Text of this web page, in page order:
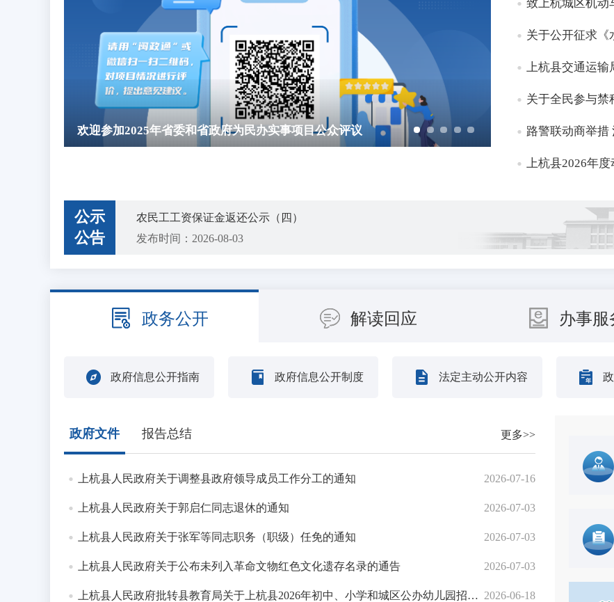
致上杭城区机动
关于公开征求《
上杭县交通运输
关于全民参与禁
路警联动商举
上杭县2026年
公示
公告
农民工工资保证金返还公示（四）
发布时间：2026-08-03
发布时间：2026-07-21
农民工工资保证金返还公示（三）
2026年上杭县医疗卫生事业单位引进高素质人才拟聘用人员公示
上杭县2026年度动物疫病强制免疫“先打后补”实施养殖场拟 补助疫...
发布时间：2026-06-22
政务公开 解读回应 办事服
政府信息公开指南 政府信息公开制度 法定主动公开内容
政府文件 报告总结 更多>>
2026-07-16
上杭县人民政府关于调整县政府领导成员工作分工的通知
2026-07-03
上杭县人民政府关于郭启仁同志退休的通知
2026-07-03
上杭县人民政府关于张军等同志职务（职级）任免的通知
2026-07-03
上杭县人民政府关于公布未列入革命文物红色文化遗存名录的通告
2026-06-18
上杭县人民政府批转县教育局关于上杭县2026年初中、小学和城区公办幼儿园招生工作意...